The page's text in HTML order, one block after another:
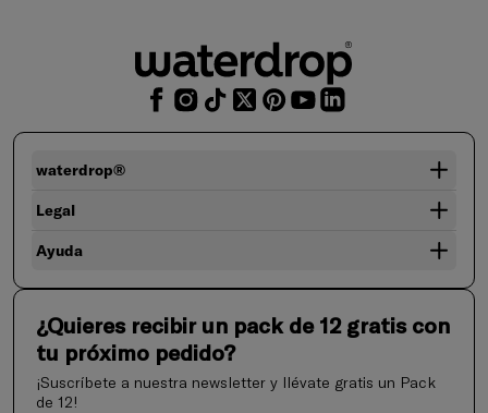
waterdrop®
Legal
Ayuda
¿Quieres recibir un pack de 12 gratis con
tu próximo pedido?
¡Suscríbete a nuestra newsletter y llévate gratis un Pack
de 12!